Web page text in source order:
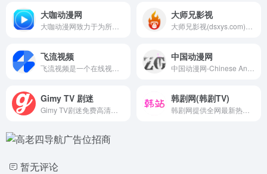
大咖动漫网 大师兄影视
飞流视频 中国动漫网
Gimy TV 剧迷 韩剧网(韩剧TV)
暂无评论